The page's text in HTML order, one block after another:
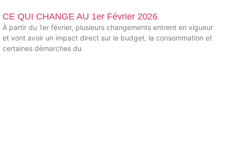
CE QUI CHANGE AU 1er Février 2026
À partir du 1er février, plusieurs changements entrent en vigueur
et vont avoir un impact direct sur le budget, la consommation et
certaines démarches du